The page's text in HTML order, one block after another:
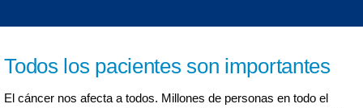
Todos los pacientes son importantes
El cáncer nos afecta a todos. Millones de personas en todo el